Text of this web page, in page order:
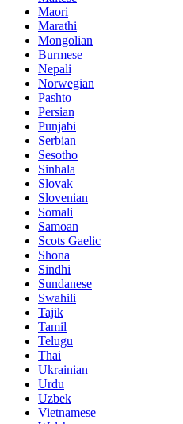
Maori
Marathi
Mongolian
Burmese
Nepali
Norwegian
Pashto
Persian
Punjabi
Serbian
Sesotho
Sinhala
Slovak
Slovenian
Somali
Samoan
Scots Gaelic
Shona
Sindhi
Sundanese
Swahili
Tajik
Tamil
Telugu
Thai
Ukrainian
Urdu
Uzbek
Vietnamese